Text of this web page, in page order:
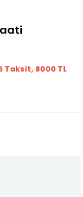
Taksit, 8000 TL